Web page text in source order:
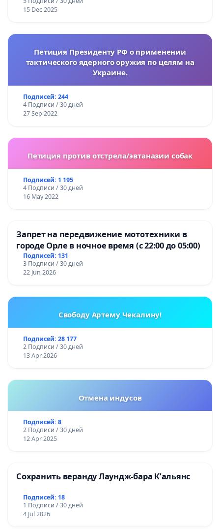
15 Dec 2025
Петиция Президенту РФ о применении
тактического ядерного оружия по целям на
Украине.
Подписей: 244
4 Подписи / 30 дней
27 Sep 2022
Петиция против отстрела/эвтаназии собак
Подписей: 1 195
4 Подписи / 30 дней
16 May 2022
Запрет на передвижение мототехники в
городе Орле в ночное время (с 22:00 до 05:00)
Подписей: 131
3 Подписи / 30 дней
22 Jun 2026
Свободу Артему Чекалину!
Подписей: 28 177
2 Подписи / 30 дней
13 Apr 2026
Отмена индусов
Подписей: 8
2 Подписи / 30 дней
12 Apr 2025
Сохранить веранду Лаундж-бара К’альянс
Подписей: 18
1 Подписи / 30 дней
4 Jul 2026